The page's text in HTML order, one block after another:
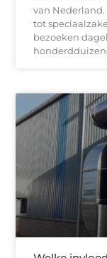
van
tot
bezoeken